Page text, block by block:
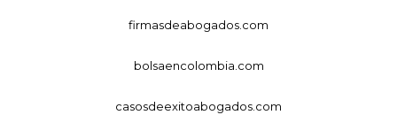
firmasdeabogados.com
bolsaencolombia.com
casosdeexitoabogados.com